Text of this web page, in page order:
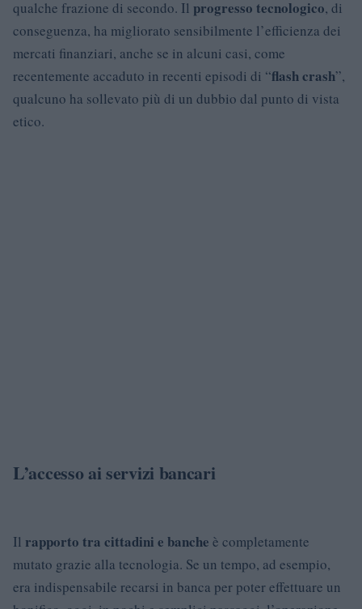
qualche frazione di secondo. Il progresso tecnologico, di
conseguenza, ha migliorato sensibilmente l’efficienza dei
mercati finanziari, anche se in alcuni casi, come
recentemente accaduto in recenti episodi di “flash crash”,
qualcuno ha sollevato più di un dubbio dal punto di vista
etico.
L’accesso ai servizi bancari
Il rapporto tra cittadini e banche è completamente
mutato grazie alla tecnologia. Se un tempo, ad esempio,
era indispensabile recarsi in banca per poter effettuare un